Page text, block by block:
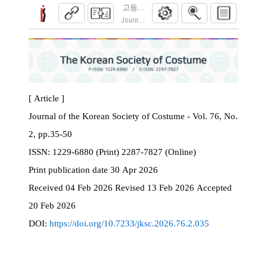
고등학교 교육과정 변화에 따른 전통 복식
Journal of the Korean Society of Costume.
[ Article ]
Journal of the Korean Society of Costume - Vol. 76, No.
2, pp.35-50
ISSN:
1229-6880 (Print) 2287-7827 (Online)
Print publication date 30 Apr 2026
Received 04 Feb 2026 Revised 13 Feb 2026 Accepted
20 Feb 2026
DOI: https://doi.org/10.7233/jksc.2026.76.2.035